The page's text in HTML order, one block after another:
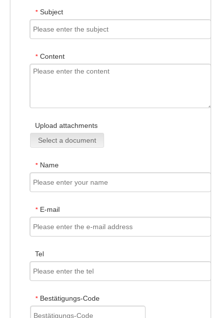
* Subject
* Content
Upload attachments
Select a document
* Name
* E-mail
Tel
* Bestätigungs-Code